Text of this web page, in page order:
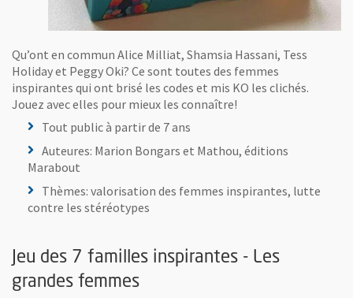
Qu’ont en commun Alice Milliat, Shamsia Hassani, Tess
Holiday et Peggy Oki? Ce sont toutes des femmes
inspirantes qui ont brisé les codes et mis KO les clichés.
Jouez avec elles pour mieux les connaître!
Tout public à partir de 7 ans
Auteures: Marion Bongars et Mathou, éditions
Marabout
Thèmes: valorisation des femmes inspirantes, lutte
contre les stéréotypes
Jeu des 7 familles inspirantes - Les
grandes femmes